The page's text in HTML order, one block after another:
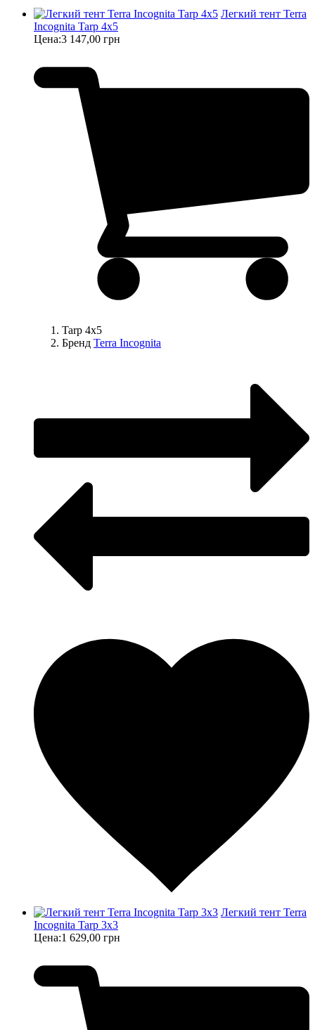
Легкий тент Terra
Incognita Tarp 4x5
Цена:3 147,00 грн
Tarp 4x5
Бренд Terra Incognita
Легкий тент Terra
Incognita Tarp 3x3
Цена:1 629,00 грн